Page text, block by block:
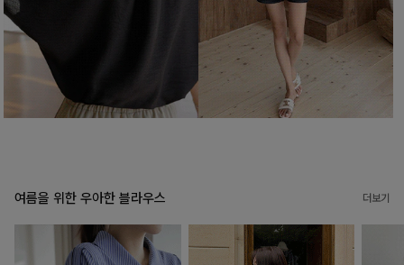
여름을 위한 우아한 블라우스 더보기